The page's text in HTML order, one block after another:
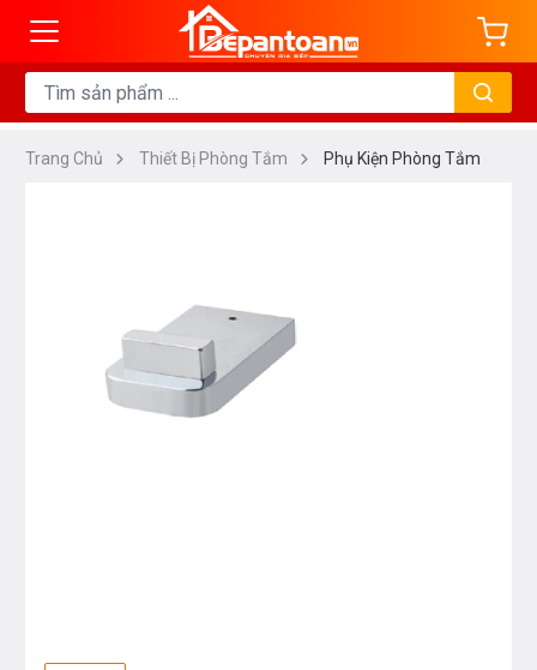
Trang Chủ Thiết Bị Phòng Tắm Phụ Kiện Phòng Tắm